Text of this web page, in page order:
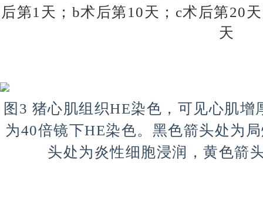
后第1天；b术后第10天；c术后第20
天
图3 猪心肌组织HE染色，可见心肌增
为40倍镜下HE染色。黑色箭头处为
头处为炎性细胞浸润，黄色箭